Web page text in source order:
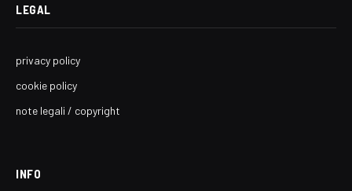
LEGAL
privacy policy
cookie policy
note legali / copyright
INFO